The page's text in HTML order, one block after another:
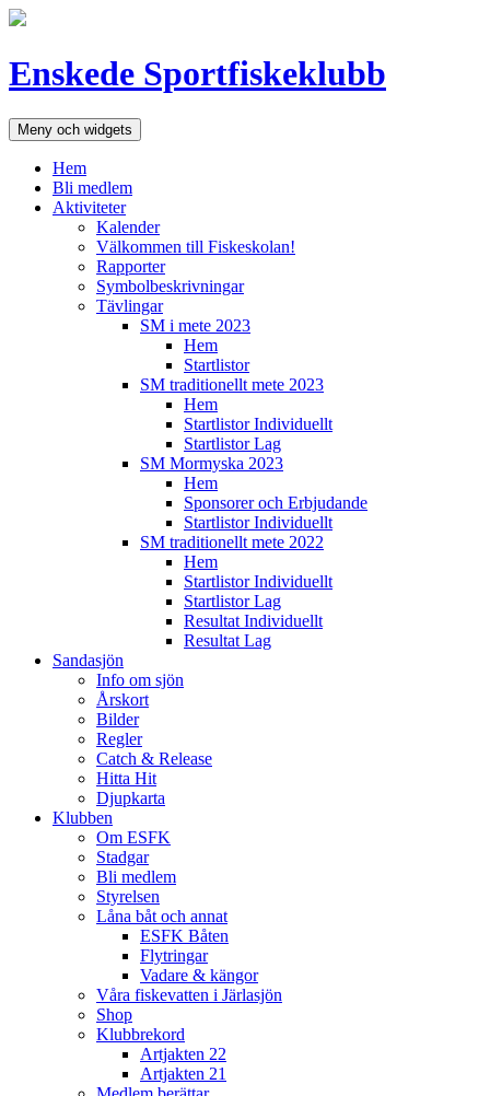
Hoppa
Enskede Sportfiskeklubb
Meny och widgets
Hem
Bli medlem
Aktiviteter
Kalender
Välkommen till Fiskeskolan!
Rapporter
Symbolbeskrivningar
Tävlingar
SM i mete 2023
Hem
Startlistor
SM traditionellt mete 2023
Hem
Startlistor Individuellt
Startlistor Lag
SM Mormyska 2023
Hem
Sponsorer och Erbjudande
Startlistor Individuellt
SM traditionellt mete 2022
Hem
Startlistor Individuellt
Startlistor Lag
Resultat Individuellt
Resultat Lag
Sandasjön
Info om sjön
Årskort
Bilder
Regler
Catch & Release
Hitta Hit
Djupkarta
Klubben
Om ESFK
Stadgar
Bli medlem
Styrelsen
Låna båt och annat
ESFK Båten
Flytringar
Vadare & kängor
Våra fiskevatten i Järlasjön
Shop
Klubbrekord
Artjakten 22
Artjakten 21